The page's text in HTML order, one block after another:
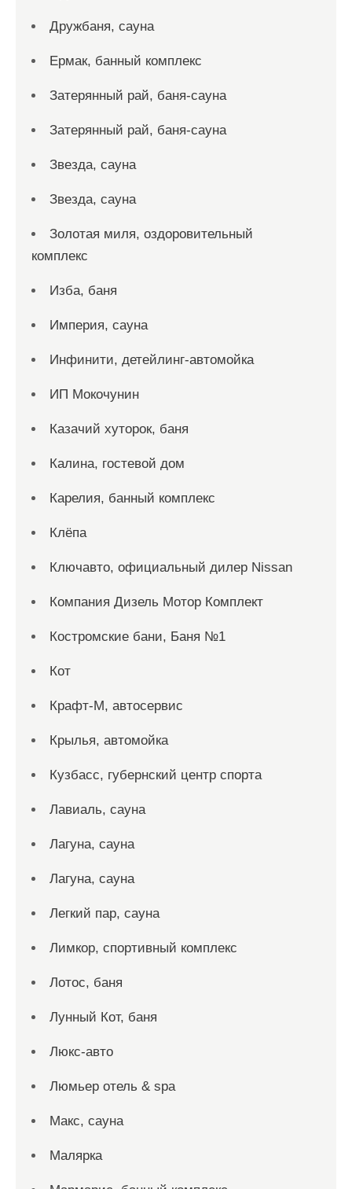
Дружбаня, сауна
Ермак, банный комплекс
Затерянный рай, баня-сауна
Затерянный рай, баня-сауна
Звезда, сауна
Звезда, сауна
Золотая миля, оздоровительный
комплекс
Изба, баня
Империя, сауна
Инфинити, детейлинг-автомойка
ИП Мокочунин
Казачий хуторок, баня
Калина, гостевой дом
Карелия, банный комплекс
Клёпа
Ключавто, официальный дилер Nissan
Компания Дизель Мотор Комплект
Костромские бани, Баня №1
Кот
Крафт-М, автосервис
Крылья, автомойка
Кузбасс, губернский центр спорта
Лавиаль, сауна
Лагуна, сауна
Лагуна, сауна
Легкий пар, сауна
Лимкор, спортивный комплекс
Лотос, баня
Лунный Кот, баня
Люкс-авто
Люмьер отель & spa
Макс, сауна
Малярка